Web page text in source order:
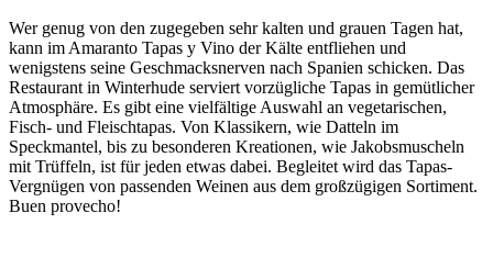
Wer genug von den zugegeben sehr kalten und grauen Tagen hat,
kann im Amaranto Tapas y Vino der Kälte entfliehen und
wenigstens seine Geschmacksnerven nach Spanien schicken. Das
Restaurant in Winterhude serviert vorzügliche Tapas in gemütlicher
Atmosphäre. Es gibt eine vielfältige Auswahl an vegetarischen,
Fisch- und Fleischtapas. Von Klassikern, wie Datteln im
Speckmantel, bis zu besonderen Kreationen, wie Jakobsmuscheln
mit Trüffeln, ist für jeden etwas dabei. Begleitet wird das Tapas-
Vergnügen von passenden Weinen aus dem großzügigen Sortiment.
Buen provecho!